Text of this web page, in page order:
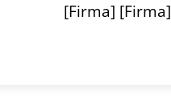
[Firma] [Firma]